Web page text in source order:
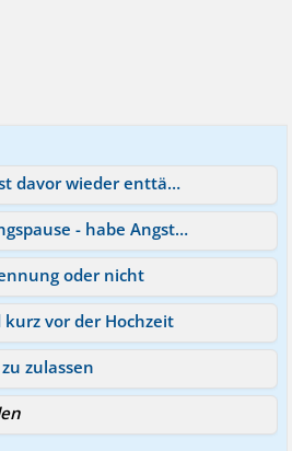
Nach Trennung Angst davor wieder enttäuscht zu werden
Freund will Beziehungspause - habe Angst vor Trennung
oder nicht
vor der Hochzeit
zulassen